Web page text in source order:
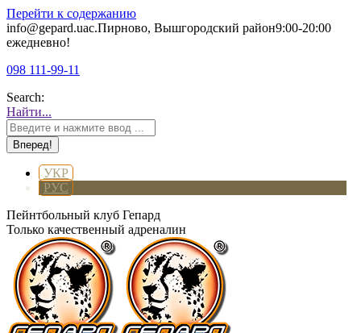
Перейти к содержанию
info@gepard.uaс.Пирново, Вышгородский район9:00-20:00
ежедневно!
098 111-99-11
Search:
Найти...
УКР
РУС
Пейнтбольный клуб Гепард
Только качественный адреналин